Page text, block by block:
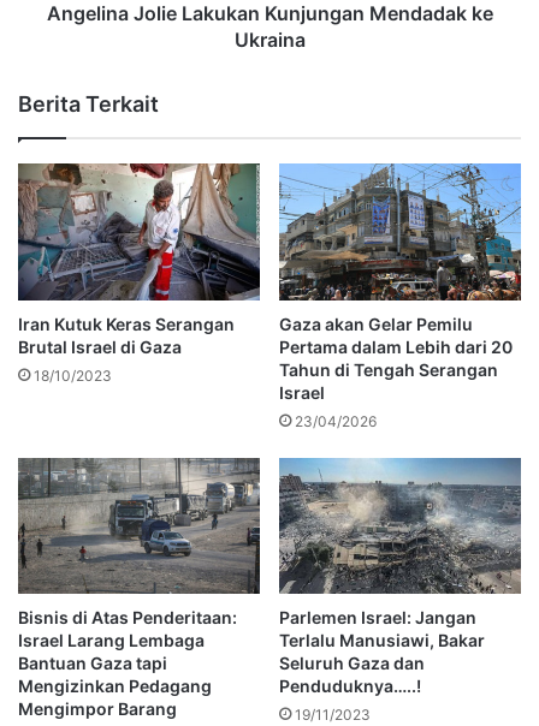
Angelina Jolie Lakukan Kunjungan Mendadak ke
Ukraina
Berita Terkait
Iran Kutuk Keras Serangan
Brutal Israel di Gaza
18/10/2023
Gaza akan Gelar Pemilu
Pertama dalam Lebih dari 20
Tahun di Tengah Serangan
Israel
23/04/2026
Bisnis di Atas Penderitaan:
Israel Larang Lembaga
Bantuan Gaza tapi
Mengizinkan Pedagang
Mengimpor Barang
Parlemen Israel: Jangan
Terlalu Manusiawi, Bakar
Seluruh Gaza dan
Penduduknya…..!
19/11/2023